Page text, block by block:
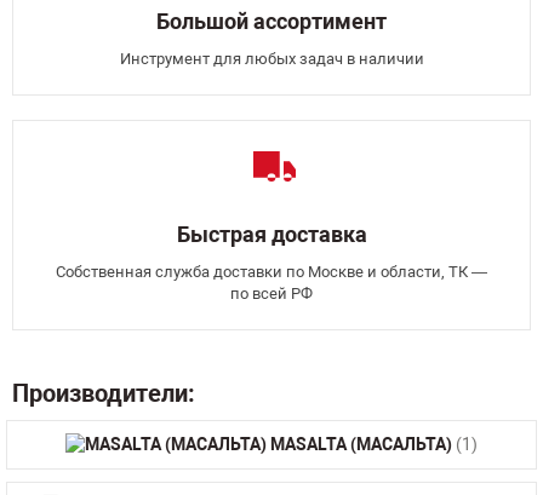
Большой ассортимент
Инструмент для любых задач в наличии
Быстрая доставка
Собственная служба доставки по Москве и области, ТК —
по всей РФ
Производители:
MASALTA (МАСАЛЬТА) (1)